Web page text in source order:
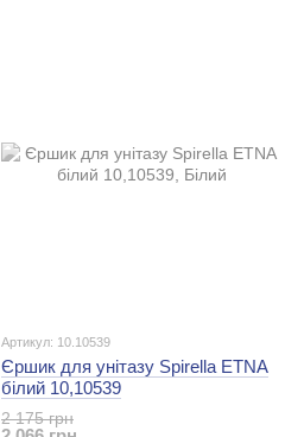
Артикул: 10.10539
Єршик для унітазу Spirella ETNA
білий 10,10539
2 175 грн